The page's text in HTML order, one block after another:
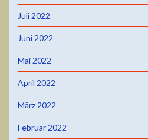
Juli 2022
Juni 2022
Mai 2022
April 2022
März 2022
Februar 2022